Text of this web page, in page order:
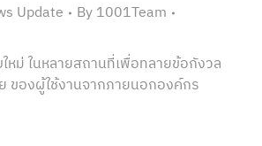
Update By1001Team
หม่ ในหลายสถานที่เพื่อทลายข้อกังวล
ของผู้ใช้งานจากภายนอกองค์กร